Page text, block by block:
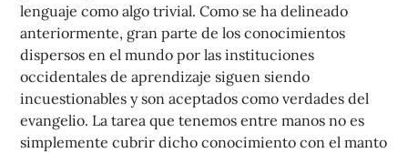
lenguaje como algo trivial. Como se ha delineado
anteriormente, gran parte de los conocimientos
dispersos en el mundo por las instituciones
occidentales de aprendizaje siguen siendo
incuestionables y son aceptados como verdades del
evangelio. La tarea que tenemos entre manos no es
simplemente cubrir dicho conocimiento con el manto